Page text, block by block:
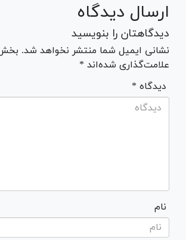
ارسال دیدگاه
دیدگاهتان را بنویسید
نشانی ایمیل شما منتشر نخواهد شد.
علامت‌گذاری شده‌اند *
* دیدگاه
نام